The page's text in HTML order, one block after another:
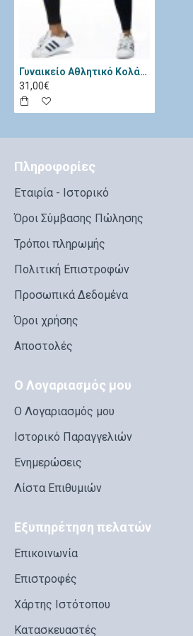
Γυναικείο Αθλητικό Κολάν - Lorin Μαύρο L-9018
31,00€
Πληροφορίες
Εταιρία - Ιστορικό
Όροι Σύμβασης Πώλησης
Τρόποι πληρωμής
Πολιτική Επιστροφών
Προσωπικά Δεδομένα
Όροι χρήσης
Αποστολές
Ο Λογαριασμός μου
Ο Λογαριασμός μου
Ιστορικό Παραγγελιών
Ενημερώσεις
Λίστα Επιθυμιών
Εξυπηρέτηση πελατών
Επικοινωνία
Επιστροφές
Χάρτης Ιστότοπου
Κατασκευαστές